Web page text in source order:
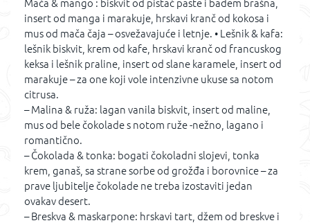
Mača & mango : biskvit od pistać paste i badem brašna,
insert od manga i marakuje, hrskavi kranč od kokosa i
mus od mača čaja – osvežavajuće i letnje. • Lešnik & kafa:
lešnik biskvit, krem od kafe, hrskavi kranč od francuskog
keksa i lešnik praline, insert od slane karamele, insert od
marakuje – za one koji vole intenzivne ukuse sa notom
citrusa.
– Malina & ruža: lagan vanila biskvit, insert od maline,
mus od bele čokolade s notom ruže -nežno, lagano i
romantično.
– Čokolada & tonka: bogati čokoladni slojevi, tonka
krem, ganaš, sa strane sorbe od grožđa i borovnice – za
prave ljubitelje čokolade ne treba izostaviti jedan
ovakav desert.
– Breskva & maskarpone: hrskavi tart, džem od breskve i